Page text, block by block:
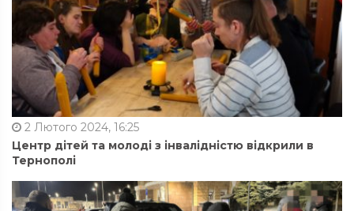
2 Лютого 2024, 16:25
Центр дітей та молоді з інвалідністю відкрили в
Тернополі